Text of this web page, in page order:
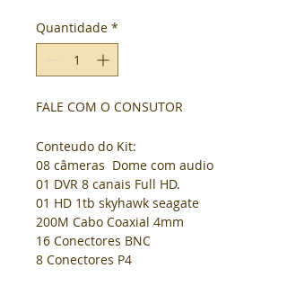
Quantidade *
FALE COM O CONSUTOR
Conteudo do Kit:
08 câmeras  Dome com audio
01 DVR 8 canais Full HD.
01 HD 1tb skyhawk seagate
200M Cabo Coaxial 4mm
16 Conectores BNC
8 Conectores P4